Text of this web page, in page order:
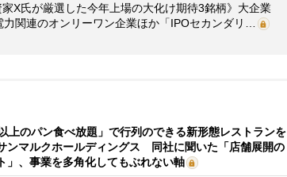
X氏が厳選した今年上場の大化け期待3銘柄》大企業
関連のオンリーワン企業ほか「IPOセカンダリ…
上のパン食べ放題」で行列のできる新形態レストランを
ンマルクホールディングス 同社に聞いた「店舗展開の
」、事業を多角化してもぶれない軸